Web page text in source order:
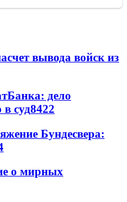
вывода войск из
дело
суд8422
Бундесвера:
о мирных